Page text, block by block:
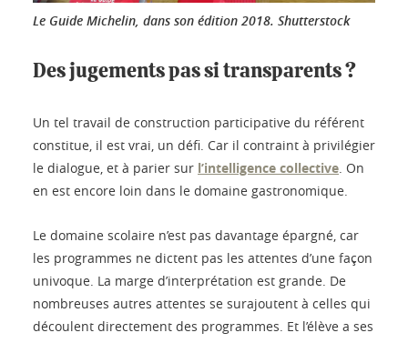
Le Guide Michelin, dans son édition 2018. Shutterstock
Des jugements pas si transparents ?
Un tel travail de construction participative du référent
constitue, il est vrai, un défi. Car il contraint à privilégier
le dialogue, et à parier sur l’intelligence collective. On
en est encore loin dans le domaine gastronomique.
Le domaine scolaire n’est pas davantage épargné, car
les programmes ne dictent pas les attentes d’une façon
univoque. La marge d’interprétation est grande. De
nombreuses autres attentes se surajoutent à celles qui
découlent directement des programmes. Et l’élève a ses